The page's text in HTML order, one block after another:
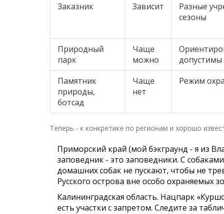
Заказник
Зависит
Разные
сезоны
Природный
парк
Чаще
можно
допустимы
Памятник
природы,
ботсад
Чаще
нет
Режим
Теперь - к конкретике по регионам и хорошо
Приморский край (мой бэкграунд - я из
заповедник - это заповедники. С
домашних собак не пускают, чтобы не
Русского острова вне особо охраняемых
Калининградская область. Нацпарк
есть участки с запретом. Следите за